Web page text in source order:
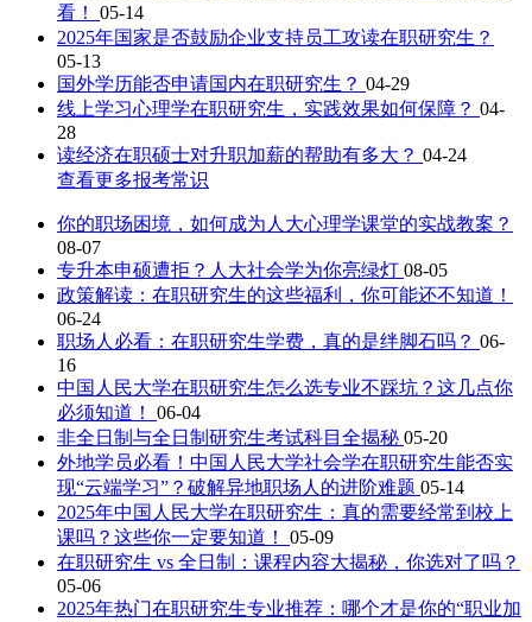
看！ 05-14
2025年国家是否鼓励企业支持员工攻读在职研究生？
05-13
国外学历能否申请国内在职研究生？ 04-29
线上学习心理学在职研究生，实践效果如何保障？ 04-
28
读经济在职硕士对升职加薪的帮助有多大？ 04-24
查看更多报考常识
你的职场困境，如何成为人大心理学课堂的实战教案？
08-07
专升本申硕遭拒？人大社会学为你亮绿灯 08-05
政策解读：在职研究生的这些福利，你可能还不知道！
06-24
职场人必看：在职研究生学费，真的是绊脚石吗？ 06-
16
中国人民大学在职研究生怎么选专业不踩坑？这几点你
必须知道！ 06-04
非全日制与全日制研究生考试科目全揭秘 05-20
外地学员必看！中国人民大学社会学在职研究生能否实
现“云端学习”？破解异地职场人的进阶难题 05-14
2025年中国人民大学在职研究生：真的需要经常到校上
课吗？这些你一定要知道！ 05-09
在职研究生 vs 全日制：课程内容大揭秘，你选对了吗？
05-06
2025年热门在职研究生专业推荐：哪个才是你的“职业加